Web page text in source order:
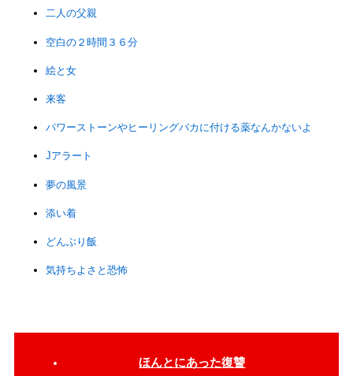
二人の父親
空白の２時間３６分
絵と女
来客
パワーストーンやヒーリングバカに付ける薬なんかないよ
Jアラート
夢の風景
添い着
どんぶり飯
気持ちよさと恐怖
ほんとにあった復讐